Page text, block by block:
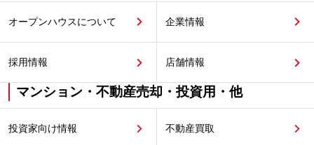
オープンハウスについて 企業情報
採用情報 店舗情報
マンション・不動産売却・投資用・他
投資家向け情報 不動産買取